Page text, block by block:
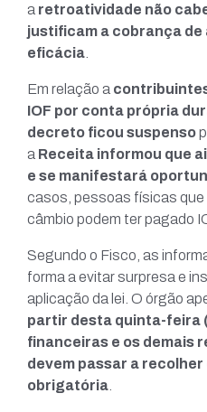
a retroatividade não
justificam a cobrança
eficácia
Em relação a
IOF por conta própria
decreto ficou suspenso
a Receita informou que
e se manifestará
casos, pessoas físicas que
câmbio podem ter pagado
Segundo o Fisco, as
forma a evitar surpresa e
aplicação da lei. O órgão
partir desta quinta-feira
financeiras e os demais
devem passar a recolher
obrigatória